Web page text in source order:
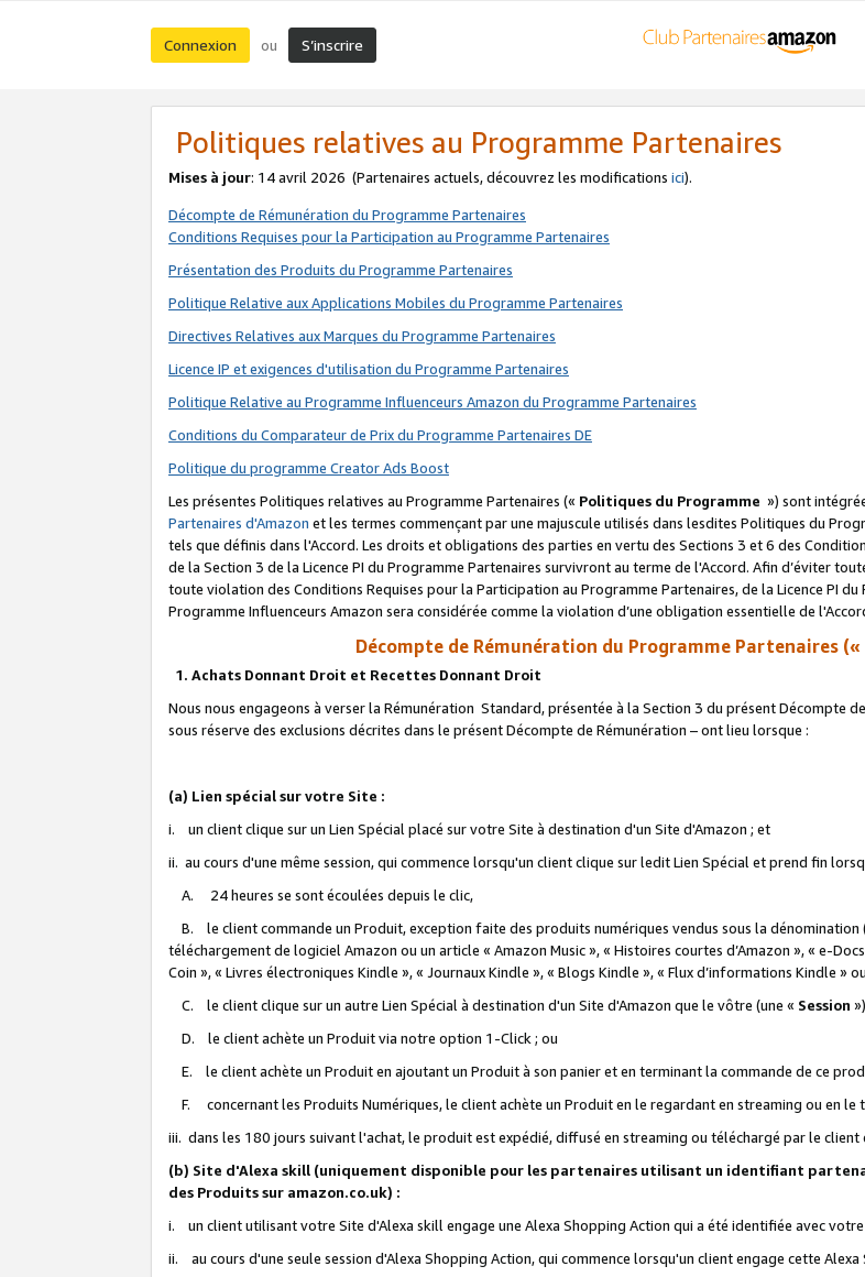
Connexion ou S’inscrire
Politiques relatives au Programme Partenaires
Mises à jour: 14 avril 2026 (Partenaires actuels, découvrez les modifications ici).
Décompte de Rémunération du Programme Partenaires
Conditions Requises pour la Participation au Programme Partenaires
Présentation des Produits du Programme Partenaires
Politique Relative aux Applications Mobiles du Programme Partenaires
Directives Relatives aux Marques du Programme Partenaires
Licence IP et exigences d'utilisation du Programme Partenaires
Politique Relative au Programme Influenceurs Amazon du Programme Partenaires
Conditions du Comparateur de Prix du Programme Partenaires DE
Politique du programme Creator Ads Boost
Les présentes Politiques relatives au Programme Partenaires (« Politiques du Programme ») sont
Partenaires d'Amazon et les termes commençant par une majuscule utilisés dans lesdites Politiques du
tels que définis dans l'Accord. Les droits et obligations des parties en vertu des Sections 3 et 6 des
de la Section 3 de la Licence PI du Programme Partenaires survivront au terme de l'Accord. Afin d’éviter
toute violation des Conditions Requises pour la Participation au Programme Partenaires, de la Licence PI
Programme Influenceurs Amazon sera considérée comme la violation d’une obligation essentielle de
Décompte de Rémunération du Programme Partenaires
1. Achats Donnant Droit et Recettes Donnant Droit
Nous nous engageons à verser la Rémunération Standard, présentée à la Section 3 du présent Décompte
sous réserve des exclusions décrites dans le présent Décompte de Rémunération – ont lieu lorsque :
(a) Lien spécial sur votre Site :
i. un client clique sur un Lien Spécial placé sur votre Site à destination d'un Site d'Amazon ; et
ii. au cours d'une même session, qui commence lorsqu'un client clique sur ledit Lien Spécial et prend fin
A. 24 heures se sont écoulées depuis le clic,
B. le client commande un Produit, exception faite des produits numériques vendus sous la dénomination
téléchargement de logiciel Amazon ou un article « Amazon Music », « Histoires courtes d’Amazon », « e-
Coin », « Livres électroniques Kindle », « Journaux Kindle », « Blogs Kindle », « Flux d’informations Kindle »
C. le client clique sur un autre Lien Spécial à destination d'un Site d'Amazon que le vôtre (une « Session
D. le client achète un Produit via notre option 1-Click ; ou
E. le client achète un Produit en ajoutant un Produit à son panier et en terminant la commande de ce
F. concernant les Produits Numériques, le client achète un Produit en le regardant en streaming ou en le
iii. dans les 180 jours suivant l'achat, le produit est expédié, diffusé en streaming ou téléchargé par le client
(b) Site d'Alexa skill (uniquement disponible pour les partenaires utilisant un identifiant
des Produits sur amazon.co.uk) :
i. un client utilisant votre Site d'Alexa skill engage une Alexa Shopping Action qui a été identifiée avec votre
ii. au cours d'une seule session d'Alexa Shopping Action, qui commence lorsqu'un client engage cette